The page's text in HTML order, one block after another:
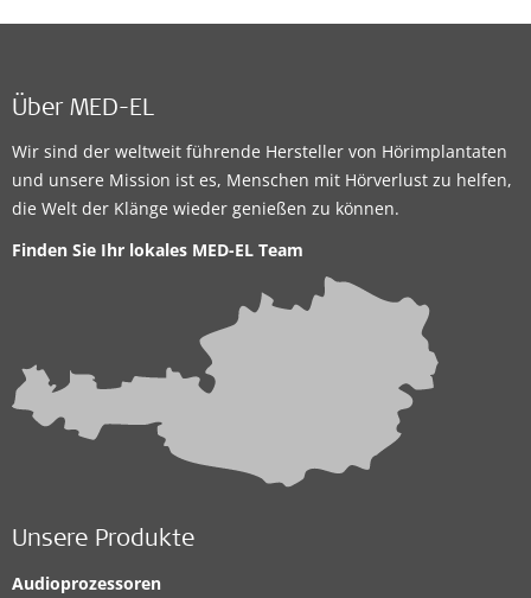
Über MED-EL
Wir sind der weltweit führende Hersteller von Hörimplantaten
und unsere Mission ist es, Menschen mit Hörverlust zu helfen,
die Welt der Klänge wieder genießen zu können.
Finden Sie Ihr lokales MED-EL Team
Unsere Produkte
Audioprozessoren